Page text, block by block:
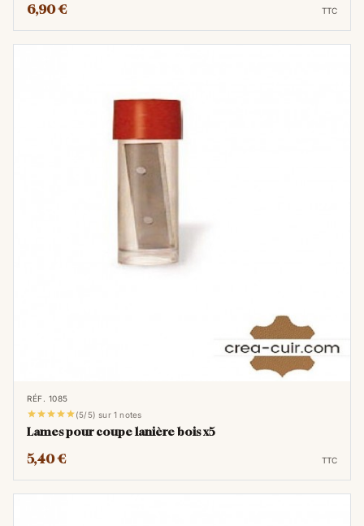
6,90 € TTC
RÉF. 1085
(5/5) sur 1 notes
Lames pour coupe lanière bois x5
5,40 € TTC